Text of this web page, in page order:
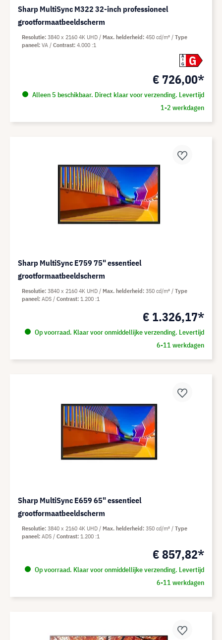
Sharp MultiSync M322 32-inch professioneel
grootformaatbeeldscherm
A
G
G
€ 726,00*
Alleen 5 beschikbaar. Direct klaar voor verzending. Levertijd
1-2 werkdagen
Resolutie 3840 x 2160 4K UHD Max. helderheid 450 cd/m²
Type
paneel VA Contrast 4.000 :1
Sharp MultiSync E759 75" essentieel
grootformaatbeeldscherm
€ 1.326,17*
Op voorraad. Klaar voor onmiddellijke verzending. Levertijd
6-11 werkdagen
Resolutie 3840 x 2160 4K UHD Max. helderheid 350 cd/m²
Type
paneel ADS Contrast 1.200 :1
Sharp MultiSync E659 65" essentieel
grootformaatbeeldscherm
€ 857,82*
Op voorraad. Klaar voor onmiddellijke verzending. Levertijd
6-11 werkdagen
Resolutie 3840 x 2160 4K UHD Max. helderheid 350 cd/m²
Type
paneel ADS Contrast 1.200 :1